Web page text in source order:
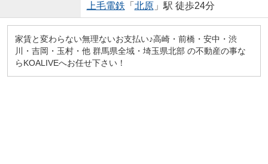
上毛電鉄 「 北原」駅 徒歩24分
家賃と変わらない無理ないお支払い♪高崎・前橋・安中・渋
川・吉岡・玉村・他 群馬県全域・埼玉県北部 の不動産の事な
らKOALIVEへお任せ下さい！